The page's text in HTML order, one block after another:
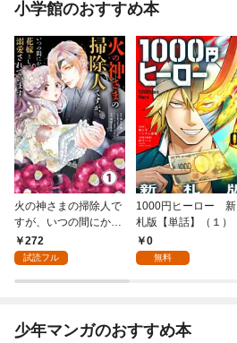
小学館のおすすめ本
火の神さまの掃除人で
すが、いつの間にか花
嫁として溺愛されてい
ます【単話】（１）
272
試読フル
1000円ヒーロー 新
札版【単話】（１）
0
無料
少年マンガのおすすめ本